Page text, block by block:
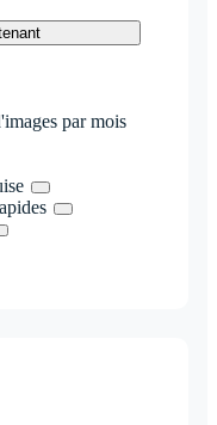
par mois